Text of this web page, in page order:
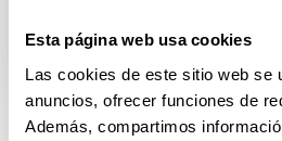
Esta página web usa cookies
Las cookies de este sitio web se
anuncios, ofrecer funciones de
Además, compartimos
financiero.